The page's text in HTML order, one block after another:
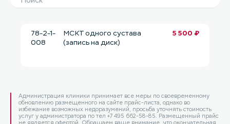
78-2-1-
008
МСКТ одного сустава
(запись на диск)
5 500 ₽
Администрация клиники принимает все меры по своевременному
обновлению размещенного на сайте прайс-листа, однако во
избежание возможных недоразумений, просьба уточнять стоимость
услуг у администратора по тел +7 495 662-58-85. Размещенный прайс